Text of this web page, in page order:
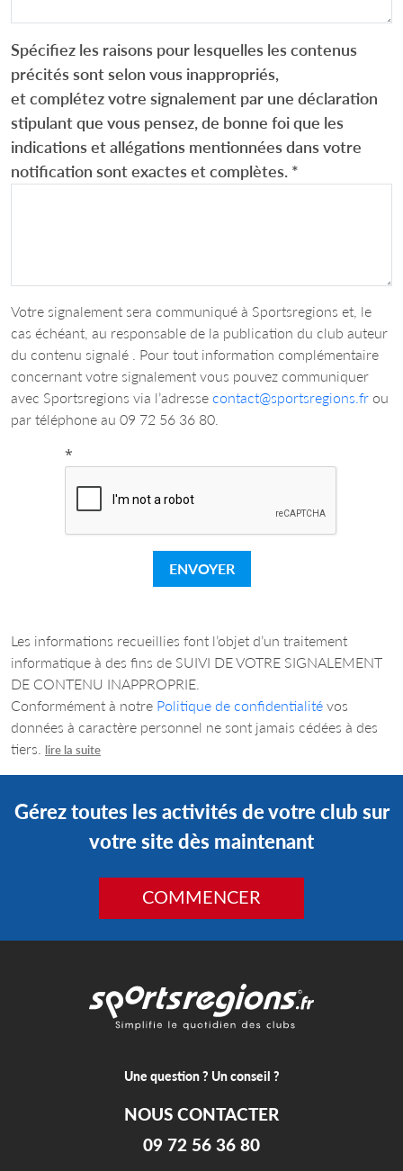
Spécifiez les raisons pour lesquelles les contenus
précités sont selon vous inappropriés,
et complétez votre signalement par une déclaration
stipulant que vous pensez, de bonne foi que les
indications et allégations mentionnées dans votre
notification sont exactes et complètes. *
Votre signalement sera communiqué à Sportsregions et, le
cas échéant, au responsable de la publication du club auteur
du contenu signalé . Pour tout information complémentaire
concernant votre signalement vous pouvez communiquer
avec Sportsregions via l’adresse contact@sportsregions.fr ou
par téléphone au 09 72 56 36 80.
*
ENVOYER
Les informations recueillies font l’objet d’un traitement
informatique à des fins de SUIVI DE VOTRE SIGNALEMENT
DE CONTENU INAPPROPRIE.
Conformément à notre Politique de confidentialité vos
données à caractère personnel ne sont jamais cédées à des
tiers.
lire la suite
Gérez toutes les activités de votre club sur
votre site dès maintenant
COMMENCER
Une question ? Un conseil ?
NOUS CONTACTER
09 72 56 36 80